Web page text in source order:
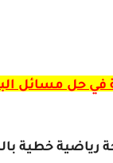
في حل مسائل
خطية